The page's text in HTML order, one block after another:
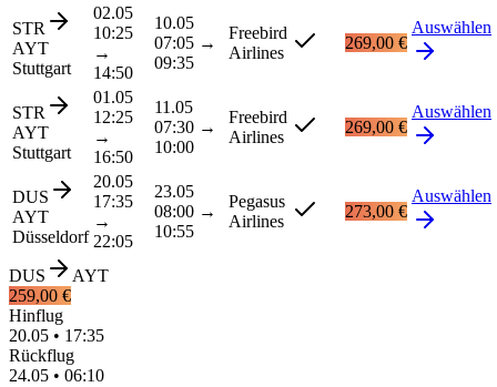
STR
AYT
Stuttgart
02.05
10:25
→
14:50
10.05
07:05 →
09:35
Freebird
Airlines
269,00 €
Auswählen
STR
AYT
Stuttgart
01.05
12:25
→
16:50
11.05
07:30 →
10:00
Freebird
Airlines
269,00 €
Auswählen
DUS
AYT
Düsseldorf
20.05
17:35
→
22:05
23.05
08:00 →
10:55
Pegasus
Airlines
273,00 €
Auswählen
DUS
AYT
259,00 €
Hinflug
20.05 • 17:35
Rückflug
24.05 • 06:10